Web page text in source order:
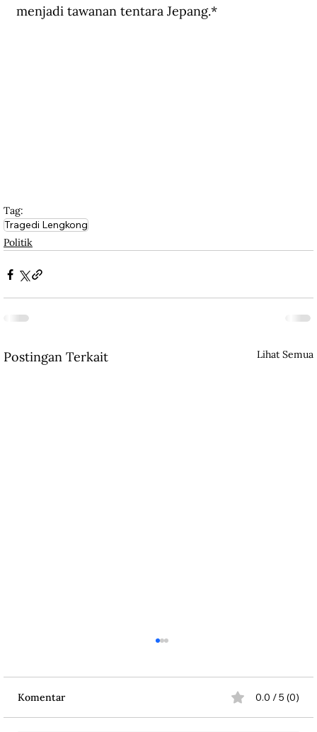
menjadi tawanan tentara Jepang.*
Tag:
Tragedi Lengkong
Politik
Postingan Terkait Lihat Semua
Komentar 0.0 / 5 (0)